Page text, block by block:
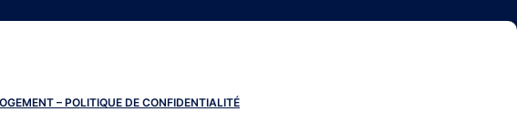
– POLITIQUE DE CONFIDENTIALITÉ